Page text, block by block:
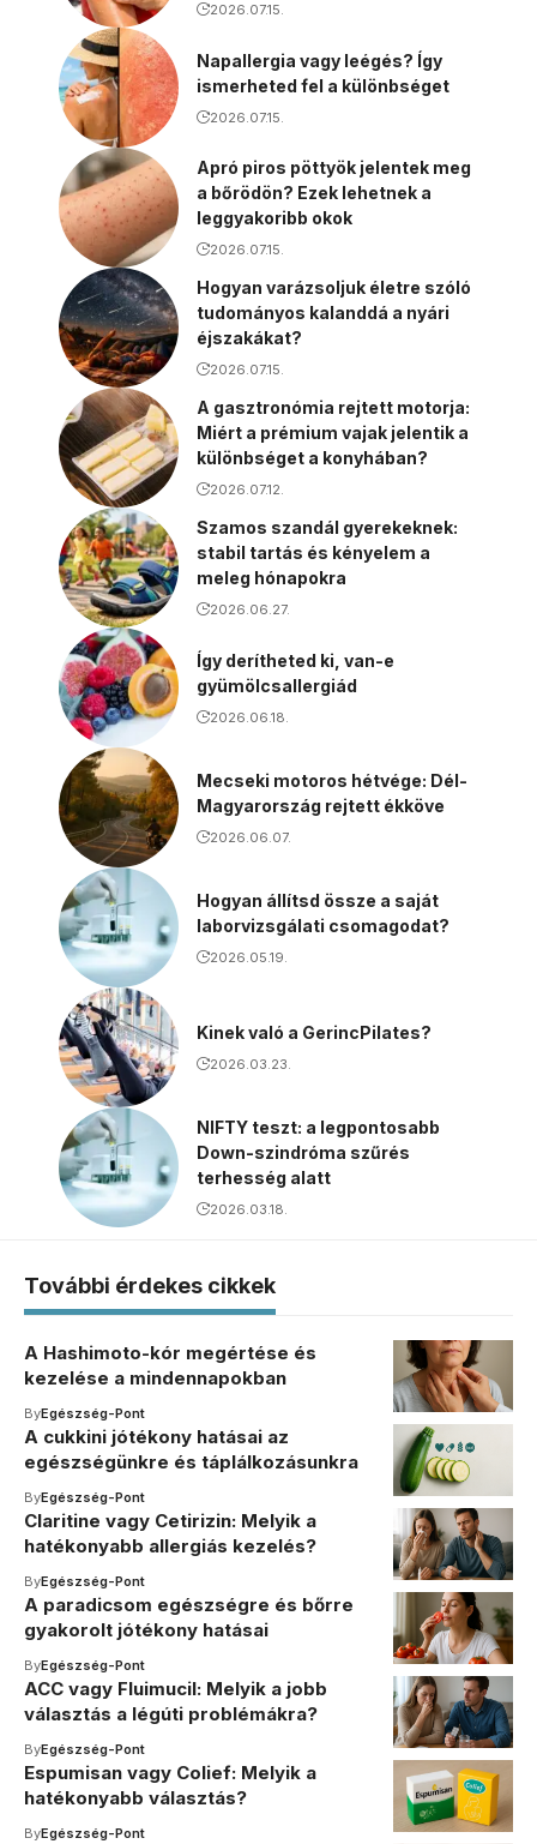
2026.07.15.
Napallergia vagy leégés? Így
ismerheted fel a különbséget
2026.07.15.
Apró piros pöttyök jelentek meg
a bőrödön? Ezek lehetnek a
leggyakoribb okok
2026.07.15.
Hogyan varázsoljuk életre szóló
tudományos kalanddá a nyári
éjszakákat?
2026.07.15.
A gasztronómia rejtett motorja:
Miért a prémium vajak jelentik a
különbséget a konyhában?
2026.07.12.
Szamos szandál gyerekeknek:
stabil tartás és kényelem a
meleg hónapokra
2026.06.27.
Így derítheted ki, van-e
gyümölcsallergiád
2026.06.18.
Mecseki motoros hétvége: Dél-
Magyarország rejtett ékköve
2026.06.07.
Hogyan állítsd össze a saját
laborvizsgálati csomagodat?
2026.05.19.
Kinek való a GerincPilates?
2026.03.23.
NIFTY teszt: a legpontosabb
Down-szindróma szűrés
terhesség alatt
2026.03.18.
További érdekes cikkek
A Hashimoto-kór megértése és
kezelése a mindennapokban
ByEgészség-Pont
A cukkini jótékony hatásai az
egészségünkre és táplálkozásunkra
ByEgészség-Pont
Claritine vagy Cetirizin: Melyik a
hatékonyabb allergiás kezelés?
ByEgészség-Pont
A paradicsom egészségre és bőrre
gyakorolt jótékony hatásai
ByEgészség-Pont
ACC vagy Fluimucil: Melyik a jobb
választás a légúti problémákra?
ByEgészség-Pont
Espumisan vagy Colief: Melyik a
hatékonyabb választás?
ByEgészség-Pont